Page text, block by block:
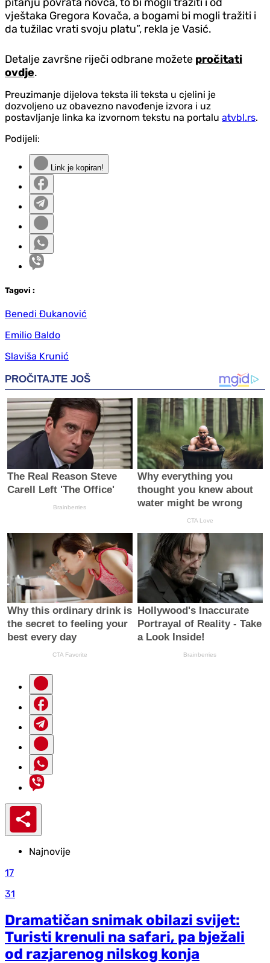
vještaka Gregora Kovača, a bogami bi mogli tražiti i
da tužilac vrati svoju platu”, rekla je Vasić.
Detalje završne riječi odbrane možete pročitati
ovdje.
Preuzimanje dijelova teksta ili teksta u cjelini je
dozvoljeno uz obavezno navođenje izvora i uz
postavljanje linka ka izvornom tekstu na portalu atvbl.rs.
Podijeli:
Link je kopiran!
Tagovi :
Benedi Đukanović
Emilio Baldo
Slaviša Krunić
Najnovije
17
31
Dramatičan snimak obilazi svijet:
Turisti krenuli na safari, pa bježali
od razjarenog nilskog konja